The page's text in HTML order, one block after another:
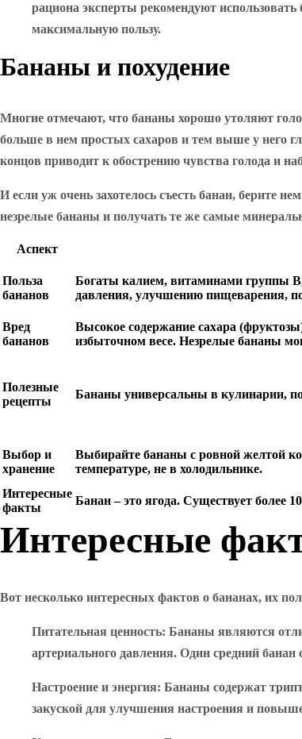
рациона эксперты рекомендуют
максимальную пользу.
Бананы и похудение
Многие отмечают, что бананы хорошо утоляют
больше в нем простых сахаров и тем выше у него
концов приводит к обострению чувства голода и
И если уж очень захотелось съесть банан, берите
незрелые бананы и получать те же самые
Аспект
Польза
бананов
Богаты калием, витаминами группы
давления, улучшению пищеварения,
Вред
бананов
Высокое содержание сахара
избыточном весе. Незрелые бананы
Полезные
рецепты
Бананы универсальны в кулинарии,
Выбор и
хранение
Выбирайте бананы с ровной желтой
температуре, не в холодильнике.
Интересные
факты
Банан – это ягода. Существует более
Интересные
Вот несколько интересных фактов о бананах, их
Питательная ценность: Бананы являются
артериального давления. Один средний
Настроение и энергия: Бананы содержат
закуской для улучшения настроения и